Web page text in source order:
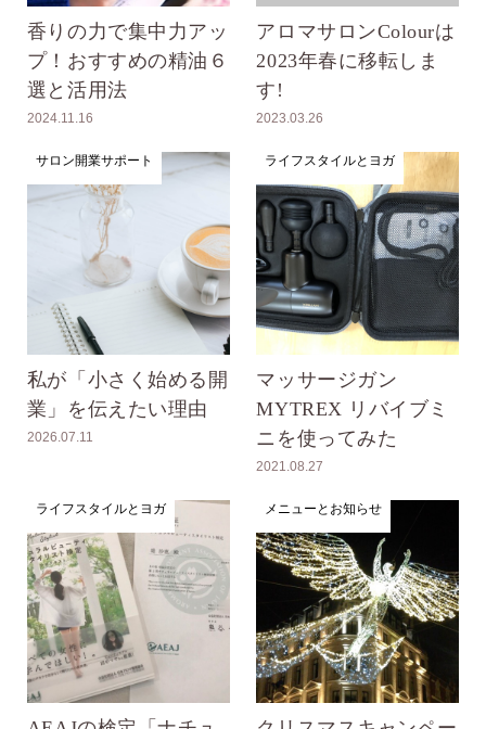
香りの力で集中力アッ
プ！おすすめの精油６
選と活用法
2024.11.16
アロマサロンColourは
2023年春に移転しま
す!
2023.03.26
サロン開業サポート
私が「小さく始める開
業」を伝えたい理由
2026.07.11
ライフスタイルとヨガ
マッサージガン
MYTREX リバイブミ
ニを使ってみた
2021.08.27
ライフスタイルとヨガ メニューとお知らせ